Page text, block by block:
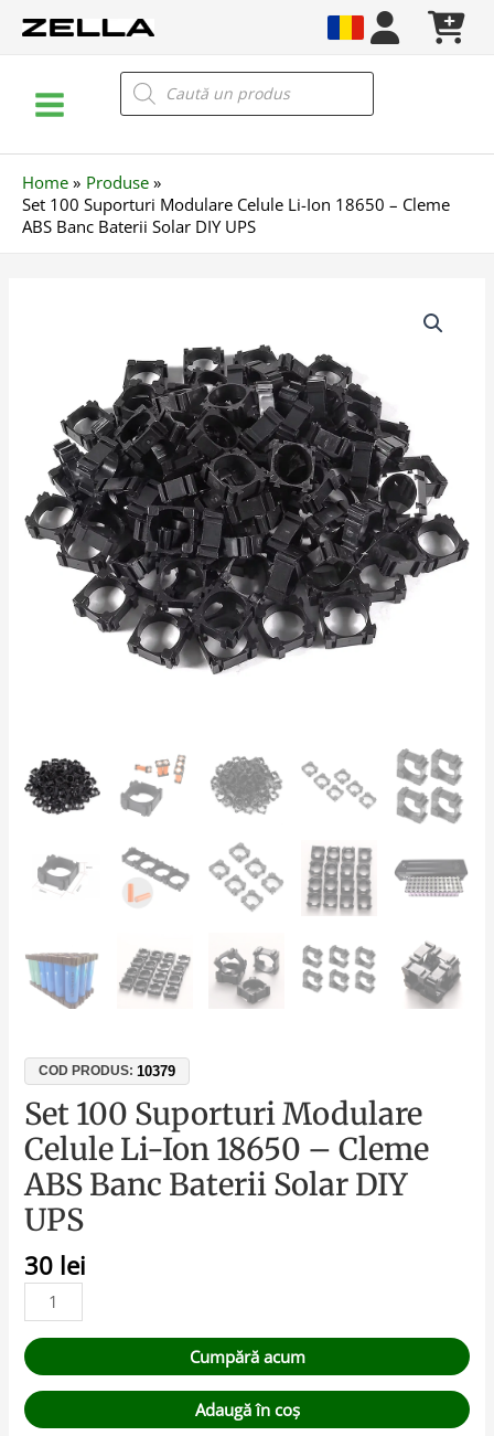
Menu
Products
search
Home
Produse
Set 100 Suporturi Modulare Celule Li-Ion 18650 – Cleme
ABS Banc Baterii Solar DIY UPS
COD PRODUS:10379
Set 100 Suporturi Modulare
Celule Li-Ion 18650 – Cleme
ABS Banc Baterii Solar DIY
UPS
30 lei
Modulare
Celule
Ion
18650
–
Cleme
Cumpără acum
Adaugă în coș